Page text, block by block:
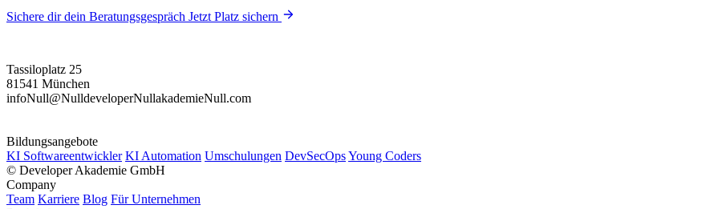
n
Sichere dir dein Beratungsgespräch Jetzt Platz sichern
Tassiloplatz 25
81541 München
infoNull@NulldeveloperNullakademieNull.com
Bildungsangebote
KI Softwareentwickler KI Automation Umschulungen DevSecOpsYoung Coders
© Developer Akademie GmbH
Company
Team Karriere Blog Für Unternehmen